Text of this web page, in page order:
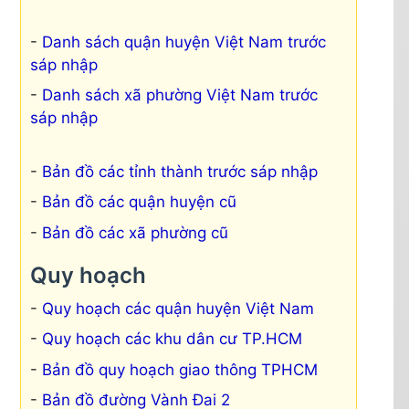
Danh sách quận huyện Việt Nam trước
sáp nhập
Danh sách xã phường Việt Nam trước
sáp nhập
Bản đồ các tỉnh thành trước sáp nhập
Bản đồ các quận huyện cũ
Bản đồ các xã phường cũ
Quy hoạch
Quy hoạch các quận huyện Việt Nam
Quy hoạch các khu dân cư TP.HCM
Bản đồ quy hoạch giao thông TPHCM
Bản đồ đường Vành Đai 2